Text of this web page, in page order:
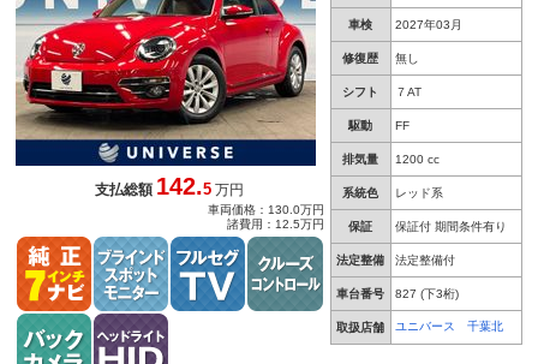
車検 2027年03月
修復歴 無し
シフト ７AT
駆動 FF
排気量 1200 cc
系統色 レッド系
保証 保証付 期間条件有り
法定整備 法定整備付
車台番号 827 (下3桁)
取扱店舗 ユニバース 千葉北
支払総額142.5 万円
車両価格：130.0万円
諸費用：12.5万円